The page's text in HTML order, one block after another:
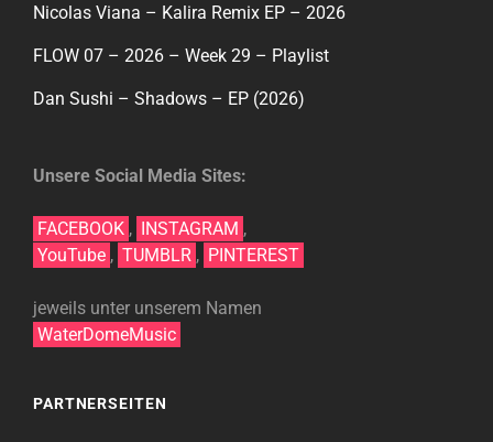
Nicolas Viana – Kalira Remix EP – 2026
FLOW 07 – 2026 – Week 29 – Playlist
Dan Sushi – Shadows – EP (2026)
Unsere Social Media Sites:
FACEBOOK , INSTAGRAM ,
YouTube , TUMBLR , PINTEREST
jeweils unter unserem Namen
WaterDomeMusic
PARTNERSEITEN